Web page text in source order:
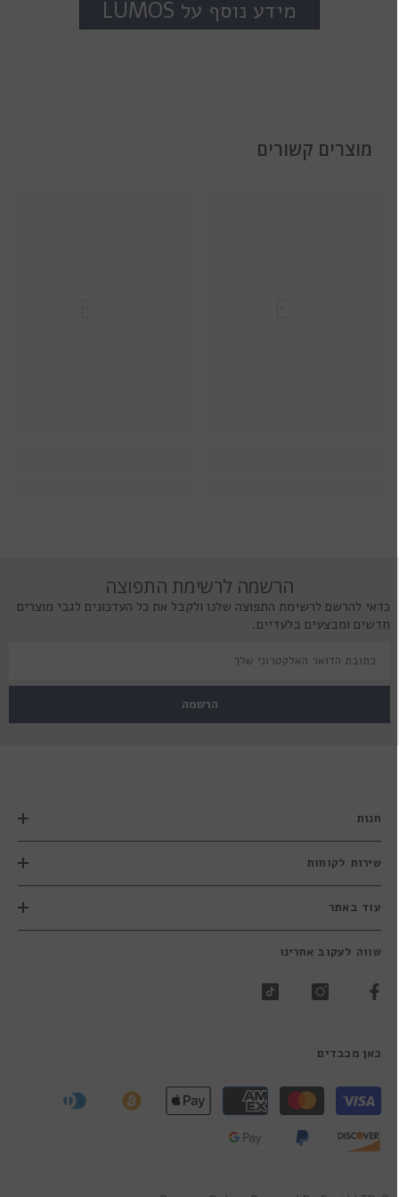
מידע נוסף על LUMOS
מוצרים קשורים
הרשמה לרשימת התפוצה
כדאי להרשם לרשימת התפוצה שלנו ולקבל את כל העדכונים לגבי מוצרים
חדשים ומבצעים בלעדיים.
הרשמה
חנות
שירות לקוחות
עוד באתר
שווה לעקוב אחרינו
כאן מכבדים
שיטות
תשלום